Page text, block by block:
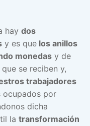
hay dos
y es que los anillos
monedas y de
que se reciben y,
trabajadores
ocupados por
dicha
la transformación